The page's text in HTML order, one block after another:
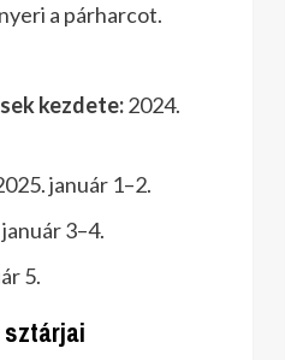
a párharcot.
kezdete:2024.
január 1–2.
3–4.
5.